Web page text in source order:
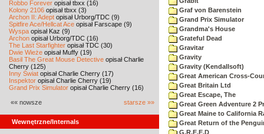
Robbo Forever opisał tbxx (16)
Kolony 2106 opisał tbxx (3)
Archon II: Adept opisał Urborg/TDC (9)
Spitfire Ace/Hellcat Ace opisał Farscape (9)
Wyspa opisał Kaz (9)
Archon opisał Urborg/TDC (16)
The Last Starfighter opisał TDC (30)
Dwie Wieże opisał Muffy (19)
Basil The Great Mouse Detective opisał Charlie
Cherry (125)
Inny Świat opisał Charlie Cherry (17)
Inspektor opisał Charlie Cherry (19)
Grand Prix Simulator opisał Charlie Cherry (16)
«« nowsze starsze »»
Wewnętrzne/Internals
Graf von Barenstein
Grand Prix Simulator
Grandma's House
Grateful Dead
Gravitar
Gravity
Gravity (Kendallsoft)
Great American Cross-
Great Britain Ltd
Great Escape, The
Great Green Adventure 2
Great Maine to California
Great Return of the
G.R.E.E.D